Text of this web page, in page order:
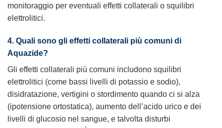
monitoraggio per eventuali effetti collaterali o squilibri
elettrolitici.
4. Quali sono gli effetti collaterali più comuni di
Aquazide?
Gli effetti collaterali più comuni includono squilibri
elettrolitici (come bassi livelli di potassio e sodio),
disidratazione, vertigini o stordimento quando ci si alza
(ipotensione ortostatica), aumento dell’acido urico e dei
livelli di glucosio nel sangue, e talvolta disturbi